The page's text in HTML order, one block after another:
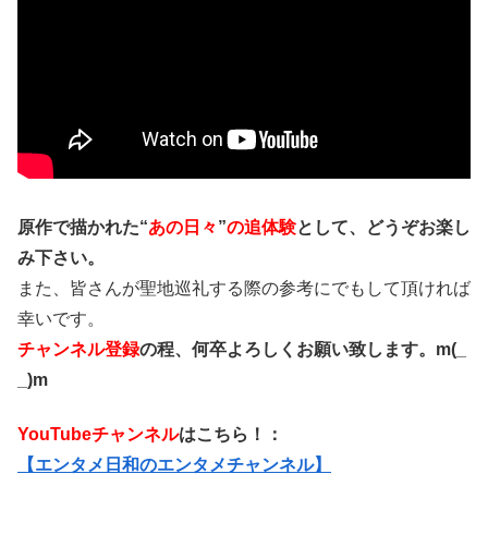
原作で描かれた“あの日々”の追体験として、どうぞお楽し
み下さい。
また、皆さんが聖地巡礼する際の参考にでもして頂ければ
幸いです。
チャンネル登録の程、何卒よろしくお願い致します。m(_
_)m
YouTubeチャンネルはこちら！：
【エンタメ日和のエンタメチャンネル】